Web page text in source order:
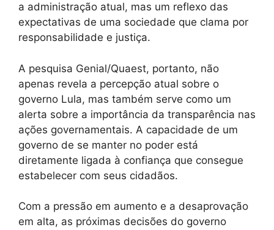
a administração atual, mas um reflexo das
expectativas de uma sociedade que clama por
responsabilidade e justiça.
A pesquisa Genial/Quaest, portanto, não
apenas revela a percepção atual sobre o
governo Lula, mas também serve como um
alerta sobre a importância da transparência nas
ações governamentais. A capacidade de um
governo de se manter no poder está
diretamente ligada à confiança que consegue
estabelecer com seus cidadãos.
Com a pressão em aumento e a desaprovação
em alta, as próximas decisões do governo